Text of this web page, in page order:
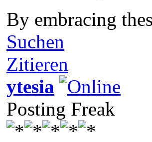
By embracing
Suchen
Zitieren
ytesia
Posting Freak